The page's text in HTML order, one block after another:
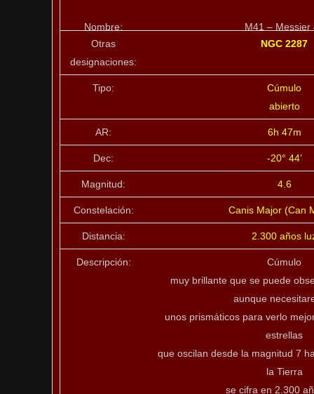
Nombre:
M41 – Messier
Otras
designaciones:
NGC 2287
Tipo:
Cúmulo
abierto
AR: 6h 47m
Dec: -20° 44’
Magnitud: 4.6
Constelación: Canis Major (Can
Distancia: 2.300 años
Descripción:
Cúmulo
muy brillante que se puede
aunque
unos prismáticos para verlo
estrellas
que oscilan desde la magnitud 7
la Tierra
se cifra en 2.300